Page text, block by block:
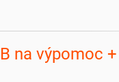
na výpomoc